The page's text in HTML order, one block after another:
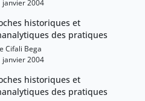
janvier 2004
historiques et
des pratiques
Cifali Bega
janvier 2004
historiques et
des pratiques